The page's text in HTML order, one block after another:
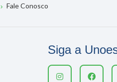
Fale Conosco
Siga a